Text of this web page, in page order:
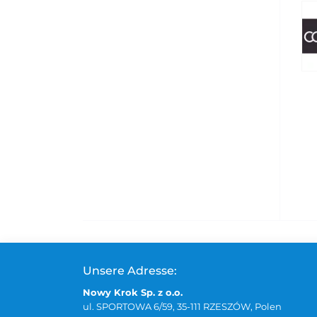
Unsere Adresse:
Nowy Krok Sp. z o.o.
ul. SPORTOWA 6/59, 35-111 RZESZÓW, Polen